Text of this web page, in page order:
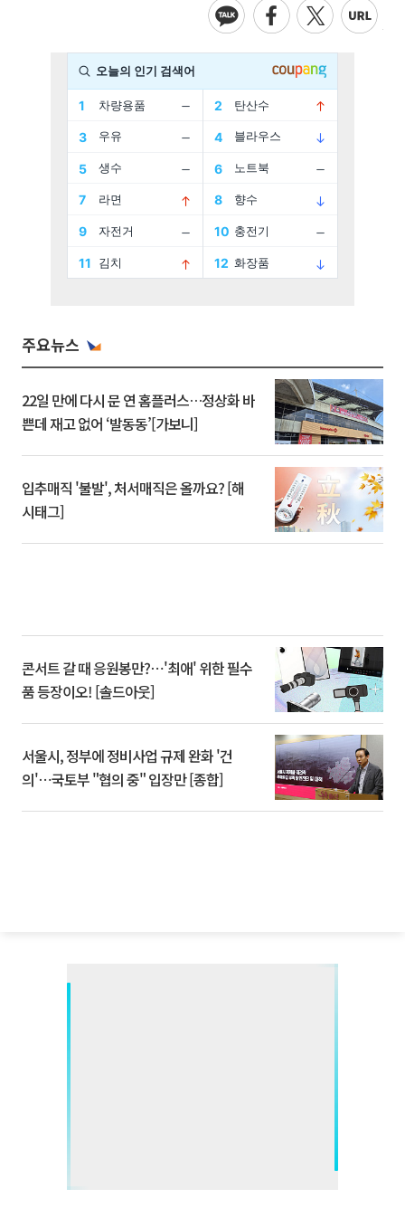
주요뉴스
22일 만에 다시 문 연 홈플러스…정상화 바
쁜데 재고 없어 ‘발동동’[가보니]
입추매직 '불발', 처서매직은 올까요? [해
시태그]
콘서트 갈 때 응원봉만?⋯'최애' 위한 필수
품 등장이오! [솔드아웃]
서울시, 정부에 정비사업 규제 완화 '건
의'⋯국토부 "협의 중" 입장만 [종합]